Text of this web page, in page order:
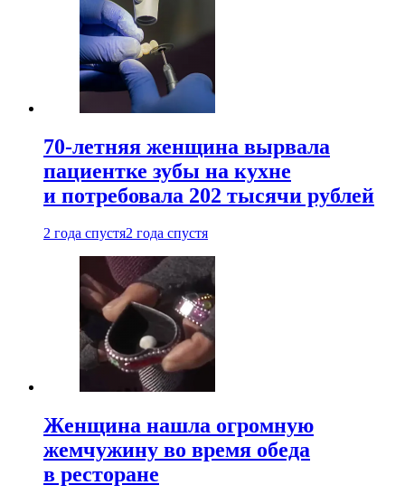
70-летняя женщина вырвала
пациентке зубы на кухне
и потребовала 202 тысячи рублей
2 года спустя2 года спустя
Женщина нашла огромную
жемчужину во время обеда
в ресторане